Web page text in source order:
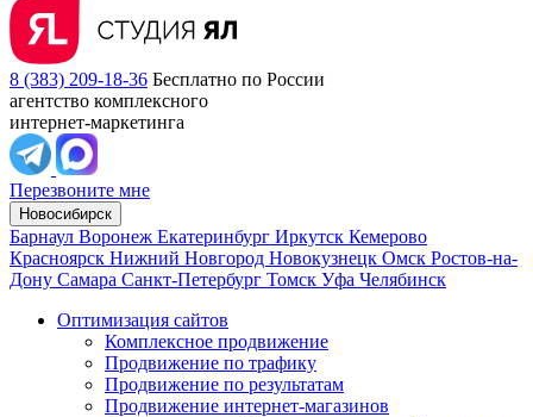
8 (383) 209-18-36 Бесплатно по России
агентство комплексного
интернет-маркетинга
Перезвоните мне
Новосибирск
Барнаул Воронеж Екатеринбург Иркутск Кемерово
Красноярск Нижний Новгород Новокузнецк Омск Ростов-на-
Дону Самара Санкт-Петербург Томск Уфа Челябинск
Оптимизация сайтов
Комплексное продвижение
Продвижение по трафику
Продвижение по результатам
Продвижение интернет-магазинов